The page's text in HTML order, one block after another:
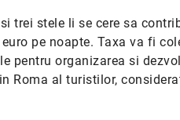
trei stele li se cere sa
pe noapte. Taxa va fi
pentru organizarea si
Roma al turistilor,